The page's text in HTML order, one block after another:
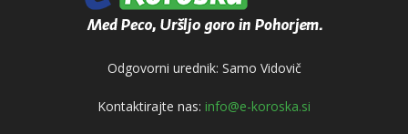
Odgovorni urednik: Samo Vidovič
Kontaktirajte nas: info@e-koroska.si